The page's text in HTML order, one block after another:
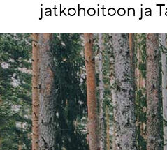
jatkohoitoon ja